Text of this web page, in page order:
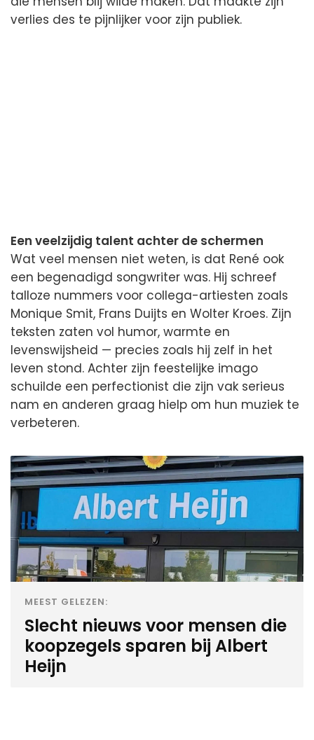
verlies des te pijnlijker voor zijn publiek.
Een veelzijdig talent achter de schermen
Wat veel mensen niet weten, is dat René ook
een begenadigd songwriter was. Hij schreef
talloze nummers voor collega-artiesten zoals
Monique Smit, Frans Duijts en Wolter Kroes. Zijn
teksten zaten vol humor, warmte en
levenswijsheid — precies zoals hij zelf in het
leven stond. Achter zijn feestelijke imago
schuilde een perfectionist die zijn vak serieus
nam en anderen graag hielp om hun muziek te
verbeteren.
MEEST GELEZEN:
Slecht nieuws voor mensen die
koopzegels sparen bij Albert
Heijn